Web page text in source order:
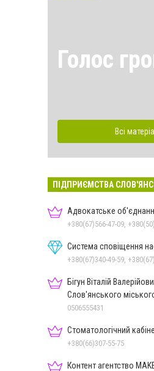
Голос
Всі
ПІДПРИЄМСТВА
Адвокатське
+380(67)566-47-09,
Система сповіщення
+380(67)340-49-59,
Бігун Віталій
Слов'янського
Дон.обл.
0506555431
Стоматологічний
+380(66)307-55-75
Контент агентство